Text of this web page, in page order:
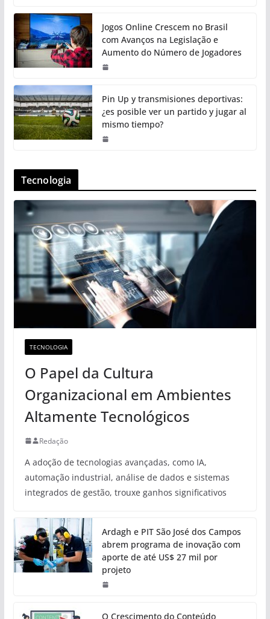
Jogos Online Crescem no Brasil
com Avanços na Legislação e
Aumento do Número de Jogadores
Pin Up y transmisiones deportivas:
¿es posible ver un partido y jugar al
mismo tiempo?
Tecnologia
TECNOLOGIA
O Papel da Cultura
Organizacional em Ambientes
Altamente Tecnológicos
Redação
A adoção de tecnologias avançadas, como IA,
automação industrial, análise de dados e sistemas
integrados de gestão, trouxe ganhos significativos
Ardagh e PIT São José dos Campos
abrem programa de inovação com
aporte de até US$ 27 mil por
projeto
O Crescimento do Conteúdo